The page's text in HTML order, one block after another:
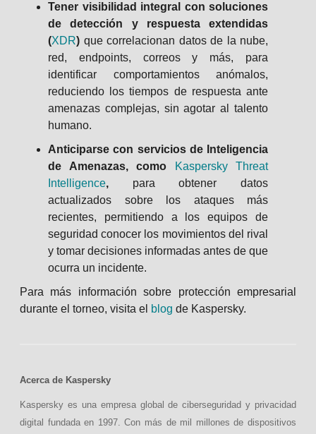
Tener visibilidad integral con soluciones
de detección y respuesta extendidas
(XDR) que correlacionan datos de la nube,
red, endpoints, correos y más, para
identificar comportamientos anómalos,
reduciendo los tiempos de respuesta ante
amenazas complejas, sin agotar al talento
humano.
Anticiparse con servicios de Inteligencia
de Amenazas, como
Kaspersky Threat
Intelligence, para obtener datos
actualizados sobre los ataques más
recientes, permitiendo a los equipos de
seguridad conocer los movimientos del rival
y tomar decisiones informadas antes de que
ocurra un incidente.
Para más información sobre protección empresarial
durante el torneo, visita el blog de Kaspersky.
Acerca de Kaspersky
Kaspersky es una empresa global de ciberseguridad y privacidad
digital fundada en 1997. Con más de mil millones de dispositivos